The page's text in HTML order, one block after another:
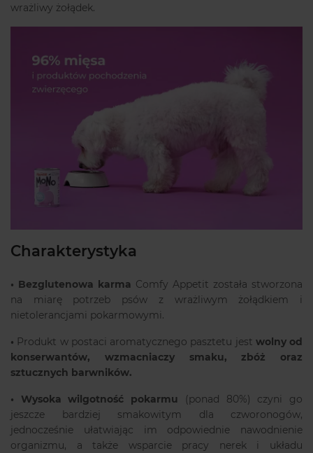
wrażliwy żołądek.
Charakterystyka
• Bezglutenowa karma Comfy Appetit została stworzona
na miarę potrzeb psów z wrażliwym żołądkiem i
nietolerancjami pokarmowymi.
• Produkt w postaci aromatycznego pasztetu jest wolny od
konserwantów, wzmacniaczy smaku, zbóż oraz
sztucznych barwników.
• Wysoka wilgotność pokarmu (ponad 80%) czyni go
jeszcze bardziej smakowitym dla czworonogów,
jednocześnie ułatwiając im odpowiednie nawodnienie
organizmu, a także wsparcie pracy nerek i układu